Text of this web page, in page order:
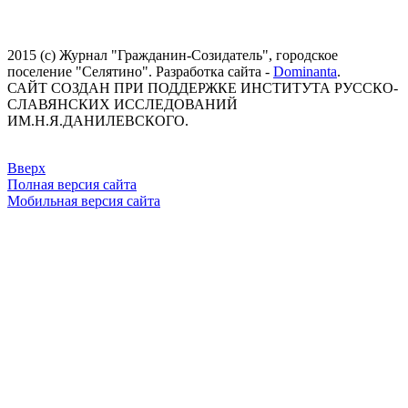
2015 (с) Журнал "Гражданин-Созидатель", городское
поселение "Селятино". Разработка сайта - Dominanta.
САЙТ СОЗДАН ПРИ ПОДДЕРЖКЕ ИНСТИТУТА РУССКО-
СЛАВЯНСКИХ ИССЛЕДОВАНИЙ
ИМ.Н.Я.ДАНИЛЕВСКОГО.
Вверх
Полная версия сайта
Мобильная версия сайта